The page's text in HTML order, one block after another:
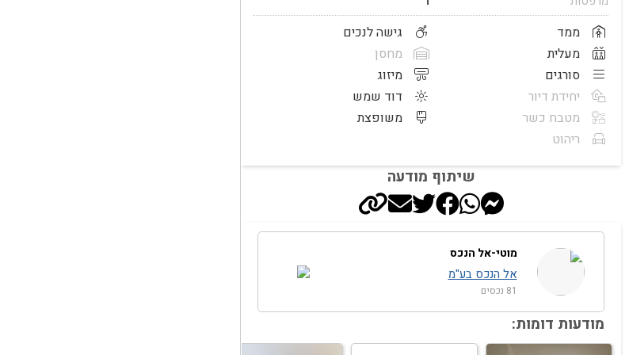
ממד
מעלית
סורגים
יחידת דיור
מטבח כשר
ריהוט
גישה לנכים
מחסן
מיזוג
דוד שמש
משופצת
שיתוף מודעה
מוטי-אל הנכס
אל הנכס בע"מ
81 נכסים
מודעות דומות: